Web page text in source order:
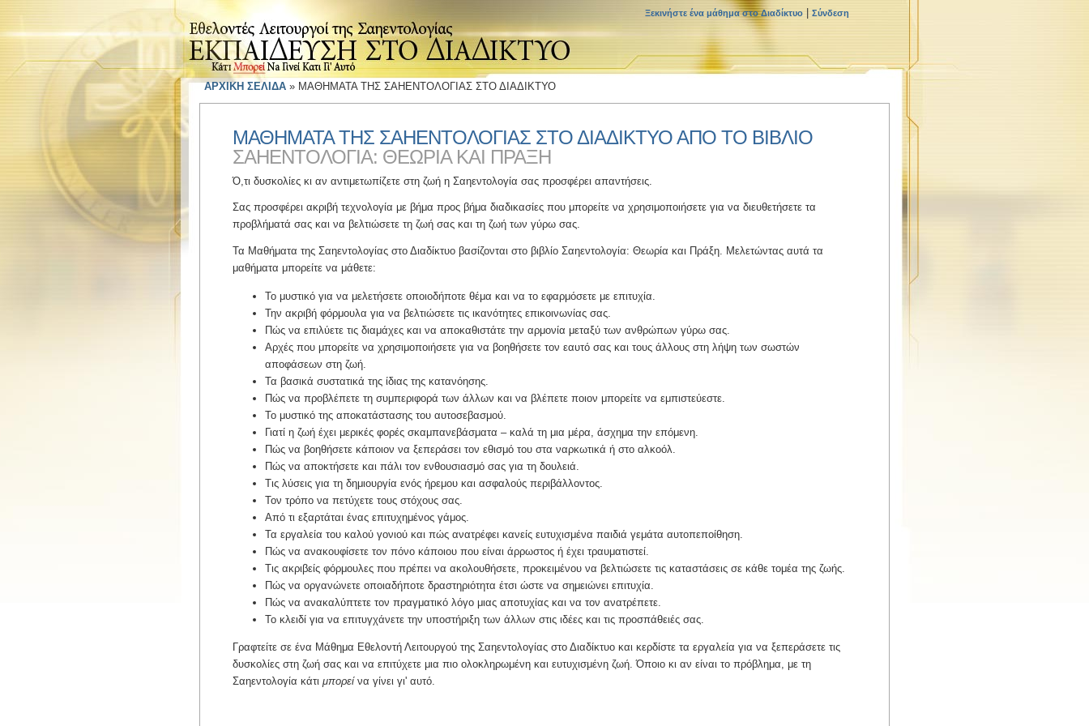
Ξεκινήστε ένα μάθημα στο Διαδίκτυο Σύνδεση
ΑΡΧΙΚΗ ΣΕΛΙΔΑ » ΜΑΘΗΜΑΤΑ ΤΗΣ ΣΑΗΕΝΤΟΛΟΓΙΑΣ ΣΤΟ ΔΙΑΔΙΚΤΥΟ
ΜΑΘΗΜΑΤΑ ΤΗΣ ΣΑΗΕΝΤΟΛΟΓΙΑΣ ΣΤΟ ΔΙΑΔΙΚΤΥΟ ΑΠΟ ΤΟ ΒΙΒΛΙΟ
ΣΑΗΕΝΤΟΛΟΓΙΑ: ΘΕΩΡΙΑ ΚΑΙ ΠΡΑΞΗ
Ό,τι δυσκολίες κι αν αντιμετωπίζετε στη ζωή η Σαηεντολογία σας προσφέρει απαντήσεις.
Σας προσφέρει ακριβή τεχνολογία με βήμα προς βήμα διαδικασίες που μπορείτε να χρησιμοποιήσετε για να διευθετήσετε τα
προβλήματά σας και να βελτιώσετε τη ζωή σας και τη ζωή των γύρω σας.
Τα Μαθήματα της Σαηεντολογίας στο Διαδίκτυο βασίζονται στο βιβλίο Σαηεντολογία: Θεωρία και Πράξη. Μελετώντας αυτά τα
μαθήματα μπορείτε να μάθετε:
Το μυστικό για να μελετήσετε οποιοδήποτε θέμα και να το εφαρμόσετε με επιτυχία.
Την ακριβή φόρμουλα για να βελτιώσετε τις ικανότητες επικοινωνίας σας.
Πώς να επιλύετε τις διαμάχες και να αποκαθιστάτε την αρμονία μεταξύ των ανθρώπων γύρω σας.
Αρχές που μπορείτε να χρησιμοποιήσετε για να βοηθήσετε τον εαυτό σας και τους άλλους στη λήψη των σωστών
αποφάσεων στη ζωή.
Τα βασικά συστατικά της ίδιας της κατανόησης.
Πώς να προβλέπετε τη συμπεριφορά των άλλων και να βλέπετε ποιον μπορείτε να εμπιστεύεστε.
Το μυστικό της αποκατάστασης του αυτοσεβασμού.
Γιατί η ζωή έχει μερικές φορές σκαμπανεβάσματα – καλά τη μια μέρα, άσχημα την επόμενη.
Πώς να βοηθήσετε κάποιον να ξεπεράσει τον εθισμό του στα ναρκωτικά ή στο αλκοόλ.
Πώς να αποκτήσετε και πάλι τον ενθουσιασμό σας για τη δουλειά.
Τις λύσεις για τη δημιουργία ενός ήρεμου και ασφαλούς περιβάλλοντος.
Τον τρόπο να πετύχετε τους στόχους σας.
Από τι εξαρτάται ένας επιτυχημένος γάμος.
Τα εργαλεία του καλού γονιού και πώς ανατρέφει κανείς ευτυχισμένα παιδιά γεμάτα αυτοπεποίθηση.
Πώς να ανακουφίσετε τον πόνο κάποιου που είναι άρρωστος ή έχει τραυματιστεί.
Τις ακριβείς φόρμουλες που πρέπει να ακολουθήσετε, προκειμένου να βελτιώσετε τις καταστάσεις σε κάθε τομέα της ζωής.
Πώς να οργανώνετε οποιαδήποτε δραστηριότητα έτσι ώστε να σημειώνει επιτυχία.
Πώς να ανακαλύπτετε τον πραγματικό λόγο μιας αποτυχίας και να τον ανατρέπετε.
Το κλειδί για να επιτυγχάνετε την υποστήριξη των άλλων στις ιδέες και τις προσπάθειές σας.
Γραφτείτε σε ένα Μάθημα Εθελοντή Λειτουργού της Σαηεντολογίας στο Διαδίκτυο και κερδίστε τα εργαλεία για να ξεπεράσετε τις
δυσκολίες στη ζωή σας και να επιτύχετε μια πιο ολοκληρωμένη και ευτυχισμένη ζωή. Όποιο κι αν είναι το πρόβλημα, με τη
Σαηεντολογία κάτι μπορείνα γίνει γι' αυτό.